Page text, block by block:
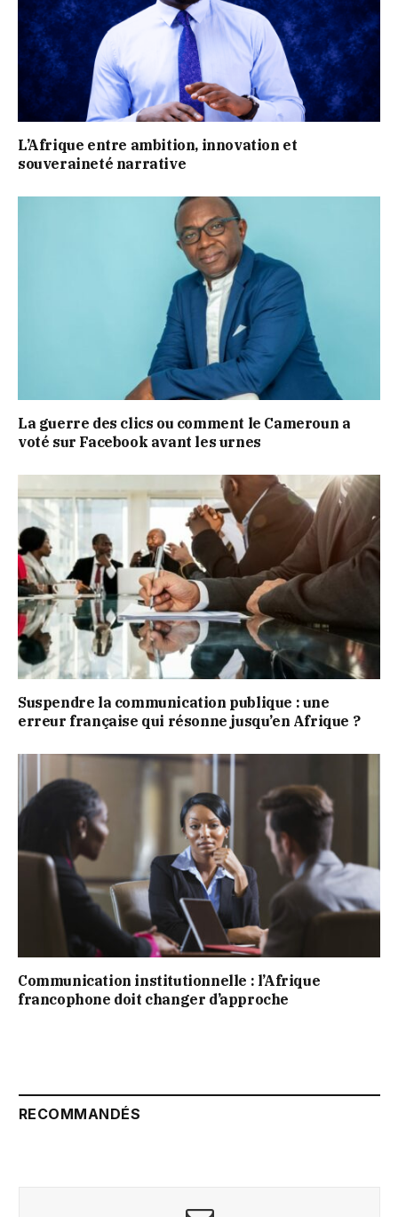
L’Afrique entre ambition, innovation et
souveraineté narrative
La guerre des clics ou comment le Cameroun a
voté sur Facebook avant les urnes
Suspendre la communication publique : une
erreur française qui résonne jusqu’en Afrique ?
Communication institutionnelle : l’Afrique
francophone doit changer d’approche
RECOMMANDÉS